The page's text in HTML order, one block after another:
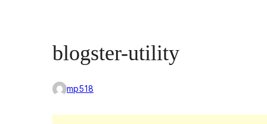
blogster-utility
mp518